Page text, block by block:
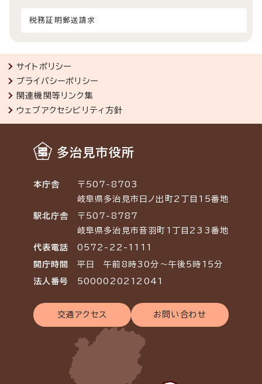
税務証明郵送請求
サイトポリシー
プライバシーポリシー
関連機関等リンク集
ウェブアクセシビリティ方針
多治見市役所
本庁舎
〒507-8703
岐阜県多治見市日ノ出町2丁目15番地
駅北庁舎
〒507-8787
岐阜県多治見市音羽町1丁目233番地
代表電話 0572-22-1111
開庁時間 平日 午前8時30分～午後5時15分
法人番号 5000020212041
交通アクセス お問い合わせ